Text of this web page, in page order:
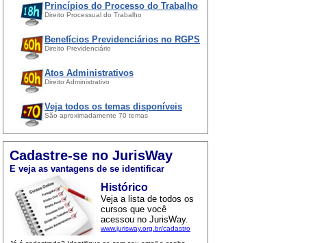
Princípios do Processo do Trabalho
Direito Processual do Trabalho
Benefícios Previdenciários no RGPS
Direito Previdenciário
Atos Administrativos
Direito Administrativo
Veja todos os temas disponíveis
São aproximadamente 70 temas
Cadastre-se no JurisWay
E veja as vantagens de se identificar
Histórico
Veja a lista de todos os
cursos que você
acessou no JurisWay.
www.jurisway.org.br/cadastro